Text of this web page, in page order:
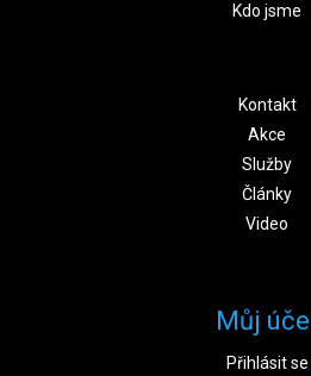
Kdo jsme
Kontakt
Akce
Služby
Články
Video
Můj
Přihlásit se